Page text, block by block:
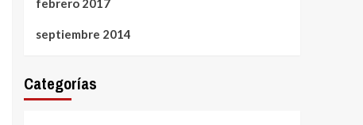
febrero 2017
septiembre 2014
Categorías